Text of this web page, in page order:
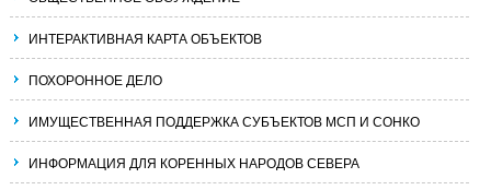
ИНТЕРАКТИВНАЯ КАРТА ОБЪЕКТОВ
ПОХОРОННОЕ ДЕЛО
ИМУЩЕСТВЕННАЯ ПОДДЕРЖКА СУБЪЕКТОВ МСП И СОНКО
ИНФОРМАЦИЯ ДЛЯ КОРЕННЫХ НАРОДОВ СЕВЕРА